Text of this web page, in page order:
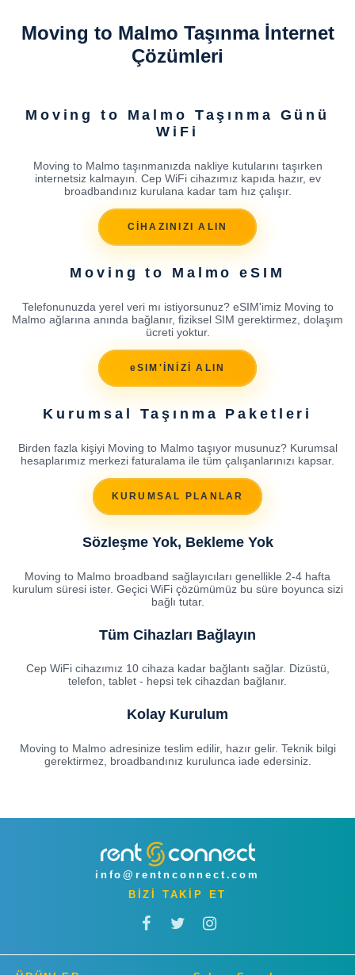
Moving to Malmo Taşınma İnternet
Çözümleri
Moving to Malmo Taşınma Günü
WiFi
Moving to Malmo taşınmanızda nakliye kutularını taşırken
internetsiz kalmayın. Cep WiFi cihazımız kapıda hazır, ev
broadbandınız kurulana kadar tam hız çalışır.
CİHAZINIZI ALIN
Moving to Malmo eSIM
Telefonunuzda yerel veri mı istiyorsunuz? eSIM'imiz Moving to
Malmo ağlarına anında bağlanır, fiziksel SIM gerektirmez, dolaşım
ücreti yoktur.
eSIM'İNİZİ ALIN
Kurumsal Taşınma Paketleri
Birden fazla kişiyi Moving to Malmo taşıyor musunuz? Kurumsal
hesaplarımız merkezi faturalama ile tüm çalışanlarınızı kapsar.
KURUMSAL PLANLAR
Sözleşme Yok, Bekleme Yok
Moving to Malmo broadband sağlayıcıları genellikle 2-4 hafta
kurulum süresi ister. Geçici WiFi çözümümüz bu süre boyunca sizi
bağlı tutar.
Tüm Cihazları Bağlayın
Cep WiFi cihazımız 10 cihaza kadar bağlantı sağlar. Dizüstü,
telefon, tablet - hepsi tek cihazdan bağlanır.
Kolay Kurulum
Moving to Malmo adresinize teslim edilir, hazır gelir. Teknik bilgi
gerektirmez, broadbandınız kurulunca iade edersiniz.
info@rentnconnect.com
BİZİ TAKİP ET